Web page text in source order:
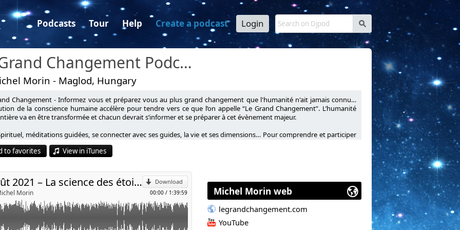
s
Podcasts Tour Help Create a podcast Login
Le Grand Changement Podcast
Morin - Maglod, Hungary
Changement - Informez vous et préparez vous au plus grand changement que l'humanité n'ait jamais connu…
de la conscience humaine accélère pour tendre vers ce que l’on appelle “Le Grand Changement”. L’humanité
va en être transformée et chacun devrait s’informer et se préparer à cet évènement majeur.
méditations guidées, se connecter avec ses guides, la vie et ses dimensions… Pour comprendre et participer
monde...
to favorites
View in iTunes
Download
00:00 / 1:39:59
Podcast LGC TV 23 août 2021 – La science des étoiles qui changera l’humanité de demain avec Frank Hatem et Michel Morin
Morin
étoiles qui changera l’humanité de demain avec Frank Hatem et
DE DEMAIN.
gratuitement depuis 40 ans ce que la science et la
ce siècle, car c'est le point crucial de toute connaissance :
de l'esprit, et par suite de l'énergie, du temps et de la "matière",
les Andromédiens et quelques autres peuples de la Haute
près totale, évidemment, avec les enseignements scientifiques
son petit doigt mais de faire ouvertement les révélations dont
dont nous vivons les prémices en ce moment. C'est tout l'objet
Michel Morin web
legrandchangement.com
YouTube